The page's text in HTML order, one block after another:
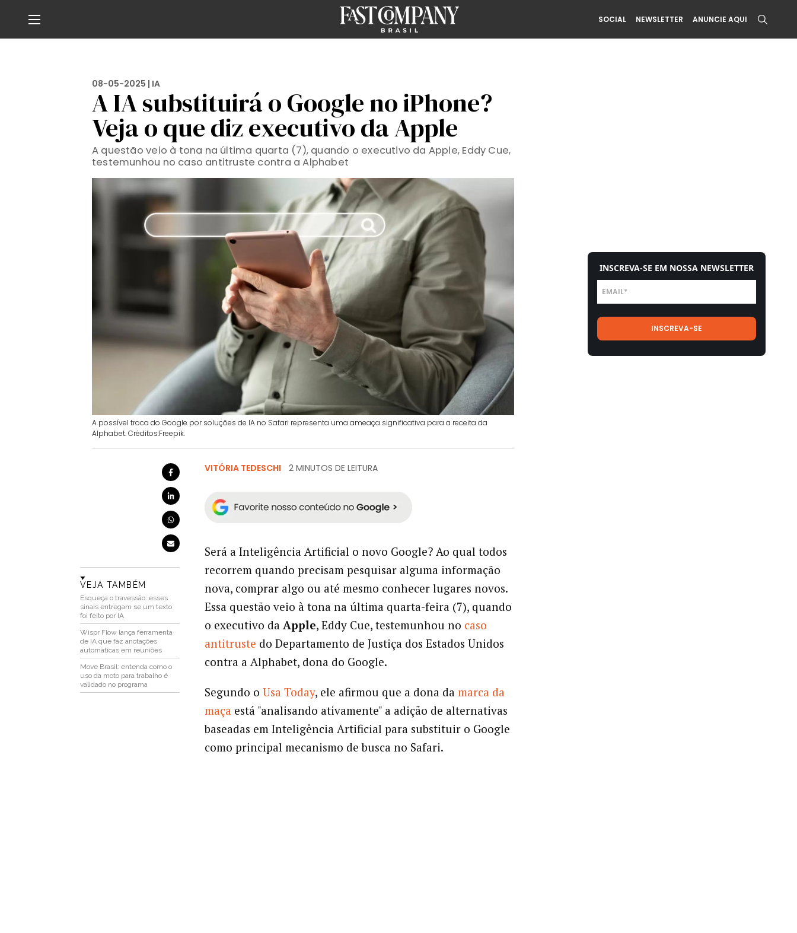
SOCIAL NEWSLETTER ANUNCIE AQUI
08-05-2025 | IA
A IA substituirá o Google no iPhone?
Veja o que diz executivo da Apple
A questão veio à tona na última quarta (7), quando o executivo da Apple, Eddy Cue,
testemunhou no caso antitruste contra a Alphabet
A possível troca do Google por soluções de IA no Safari representa uma ameaça significativa para a receita da
Alphabet. Créditos:Freepik.
VEJA TAMBÉM
Esqueça o travessão: esses
sinais entregam se um texto
foi feito por IA
Wispr Flow lança ferramenta
de IA que faz anotações
automáticas em reuniões
Move Brasil: entenda como o
uso da moto para trabalho é
validado no programa
VITÓRIA TEDESCHI 2 MINUTOS DE LEITURA
Será a Inteligência Artificial o novo Google? Ao qual todos
recorrem quando precisam pesquisar alguma informação
nova, comprar algo ou até mesmo conhecer lugares novos.
Essa questão veio à tona na última quarta-feira (7), quando
o executivo da Apple, Eddy Cue, testemunhou no caso
antitruste do Departamento de Justiça dos Estados Unidos
contra a Alphabet, dona do Google.
Segundo o Usa Today, ele afirmou que a dona da marca da
maçaestá "analisando ativamente" a adição de alternativas
baseadas em Inteligência Artificial para substituir o Google
como principal mecanismo de busca no Safari.
INSCREVA-SE EM NOSSA NEWSLETTER